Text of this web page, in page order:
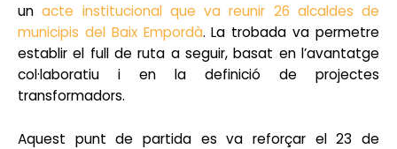
un acte institucional que va reunir 26 alcaldes de
municipis del Baix Empordà. La trobada va permetre
establir el full de ruta a seguir, basat en l’avantatge
col·laboratiu i en la definició de projectes
transformadors.
Aquest punt de partida es va reforçar el 23 de